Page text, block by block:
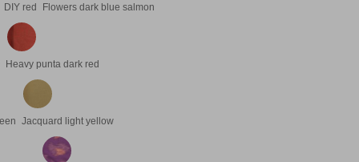
DIY red Flowers dark blue salmon
Heavy punta dark red
Jacquard light yellow